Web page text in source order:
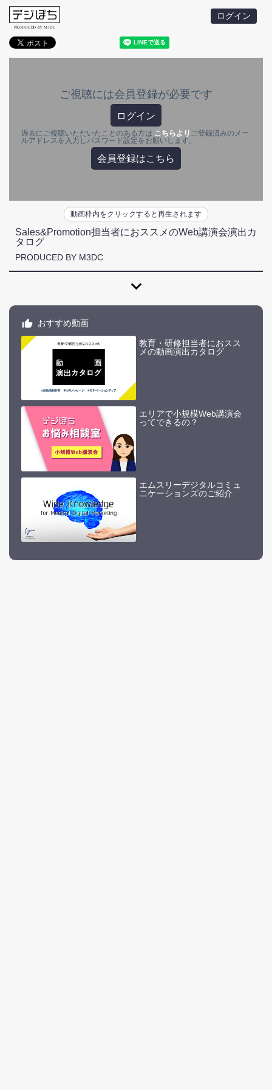
ログイン
ご視聴には会員登録が必要です
ログイン
過去にご視聴いただいたことのある方は こちらより ご登録済みのメー
ルアドレスを入力しパスワード設定をお願いします。
会員登録はこちら
動画枠内をクリックすると再生されます
Sales&Promotion担当者におススメのWeb講演会演出カ
タログ
PRODUCED BY M3DC
expand_more
おすすめ動画
教育・研修担当者におスス
メの動画演出カタログ
エリアで小規模Web講演会
ってできるの？
エムスリーデジタルコミュ
ニケーションズのご紹介